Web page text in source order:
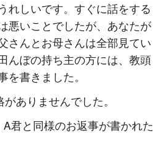
れしいです。すぐに話をする
悪いことでしたが、あなたが
さんとお母さんは全部見てい
んぼの持ち主の方には、教頭
書きました。
ありませんでした。
君と同様のお返事が書かれた